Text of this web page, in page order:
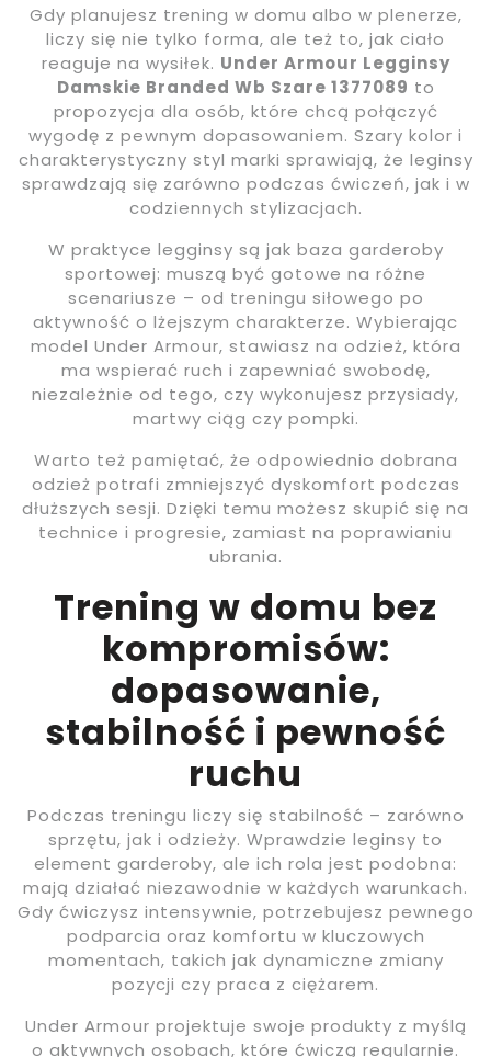
Gdy planujesz trening w domu albo w plenerze,
liczy się nie tylko forma, ale też to, jak ciało
reaguje na wysiłek. Under Armour Legginsy
Damskie Branded Wb Szare 1377089 to
propozycja dla osób, które chcą połączyć
wygodę z pewnym dopasowaniem. Szary kolor i
charakterystyczny styl marki sprawiają, że leginsy
sprawdzają się zarówno podczas ćwiczeń, jak i w
codziennych stylizacjach.
W praktyce legginsy są jak baza garderoby
sportowej: muszą być gotowe na różne
scenariusze – od treningu siłowego po
aktywność o lżejszym charakterze. Wybierając
model Under Armour, stawiasz na odzież, która
ma wspierać ruch i zapewniać swobodę,
niezależnie od tego, czy wykonujesz przysiady,
martwy ciąg czy pompki.
Warto też pamiętać, że odpowiednio dobrana
odzież potrafi zmniejszyć dyskomfort podczas
dłuższych sesji. Dzięki temu możesz skupić się na
technice i progresie, zamiast na poprawianiu
ubrania.
Trening w domu bez
kompromisów:
dopasowanie,
stabilność i pewność
ruchu
Podczas treningu liczy się stabilność – zarówno
sprzętu, jak i odzieży. Wprawdzie leginsy to
element garderoby, ale ich rola jest podobna:
mają działać niezawodnie w każdych warunkach.
Gdy ćwiczysz intensywnie, potrzebujesz pewnego
podparcia oraz komfortu w kluczowych
momentach, takich jak dynamiczne zmiany
pozycji czy praca z ciężarem.
Under Armour projektuje swoje produkty z myślą
o aktywnych osobach, które ćwiczą regularnie.